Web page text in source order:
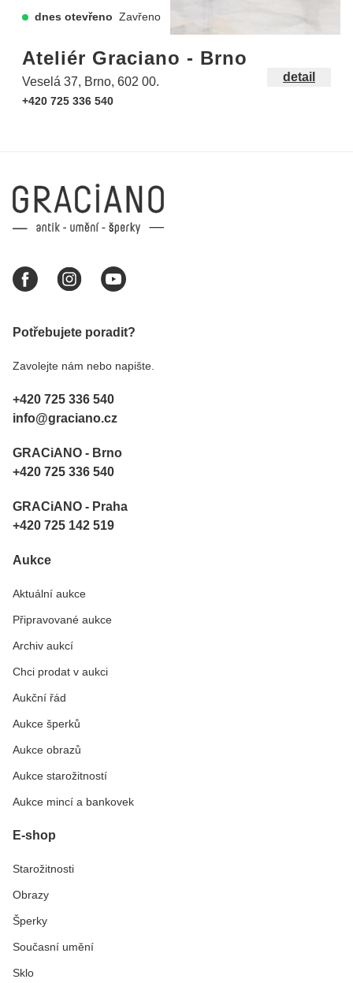
dnes otevřeno Zavřeno
Ateliér Graciano - Brno
Veselá 37, Brno, 602 00.
+420 725 336 540
detail
Potřebujete poradit?
Zavolejte nám nebo napište.
+420 725 336 540
info@graciano.cz
GRACiANO - Brno
+420 725 336 540
GRACiANO - Praha
+420 725 142 519
Aukce
Aktuální aukce
Připravované aukce
Archiv aukcí
Chci prodat v aukci
Aukční řád
Aukce šperků
Aukce obrazů
Aukce starožitností
Aukce mincí a bankovek
E-shop
Starožitnosti
Obrazy
Šperky
Současní umění
Sklo